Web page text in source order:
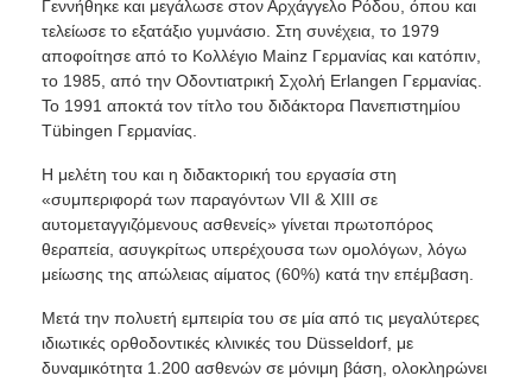
Γεννήθηκε και μεγάλωσε στον Αρχάγγελο Ρόδου, όπου και
τελείωσε το εξατάξιο γυμνάσιο. Στη συνέχεια, το 1979
αποφοίτησε από το Κολλέγιο Mainz Γερμανίας και κατόπιν,
το 1985, από την Οδοντιατρική Σχολή Erlangen Γερμανίας.
Το 1991 αποκτά τον τίτλο του διδάκτορα Πανεπιστημίου
Tübingen Γερμανίας.
Η μελέτη του και η διδακτορική του εργασία στη
«συμπεριφορά των παραγόντων VII & XIII σε
αυτομεταγγιζόμενους ασθενείς» γίνεται πρωτοπόρος
θεραπεία, ασυγκρίτως υπερέχουσα των ομολόγων, λόγω
μείωσης της απώλειας αίματος (60%) κατά την επέμβαση.
Μετά την πολυετή εμπειρία του σε μία από τις μεγαλύτερες
ιδιωτικές ορθοδοντικές κλινικές του Düsseldorf, με
δυναμικότητα 1.200 ασθενών σε μόνιμη βάση, ολοκληρώνει